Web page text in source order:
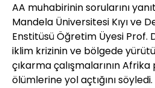
AA muhabirinin sorularını
Mandela Üniversitesi Kıyı ve
Enstitüsü Öğretim Üyesi Prof.
iklim krizinin ve bölgede
çıkarma çalışmalarının
ölümlerine yol açtığını söyledi.